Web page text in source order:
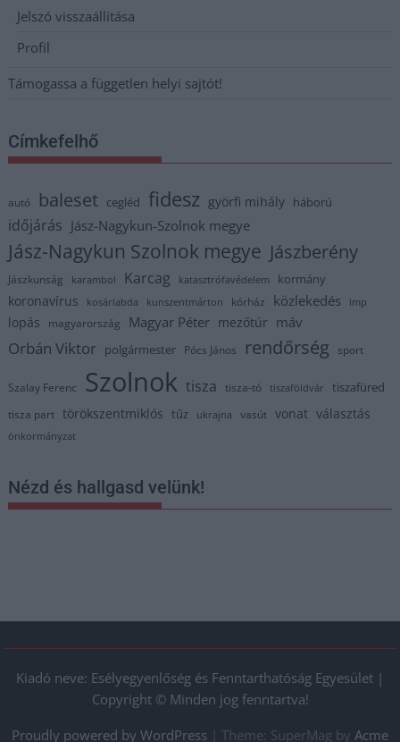
Jelszó visszaállítása
Profil
Támogassa a független helyi sajtót!
Címkefelhő
autó baleset cegléd fidesz györfi mihály háború
időjárás Jász-Nagykun-Szolnok megye
Jász-Nagykun Szolnok megye Jászberény
Jászkunság karambol Karcag katasztrófavédelem kormány
koronavírus kosárlabda kunszentmárton kórház közlekedés lmp
lopás magyarország Magyar Péter mezőtúr máv
Orbán Viktor polgármester Pócs János rendőrség sport
Szalay Ferenc Szolnok tisza tisza-tó tiszaföldvár tiszafüred
tisza part törökszentmiklós tűz ukrajna vasút vonat választás
önkormányzat
Nézd és hallgasd velünk!
Kiadó neve: Esélyegyenlőség és Fenntarthatóság Egyesület |
Copyright © Minden jog fenntartva!
Proudly powered by WordPress
Theme: SuperMag by Acme